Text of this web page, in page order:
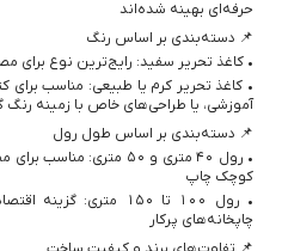
حرفه‌ای بهینه شده‌اند
📌 دسته‌بندی بر اساس رنگ
• کاغذ تحریر سفید: رایج‌ترین نوع برای
• کاغذ تحریر کرم یا طبیعی: مناسب برای
آموزشی، یا طراحی‌های خاص با زمینه رنگ
📌 دسته‌بندی بر اساس طول رول
• رول 40 متری و 50
کوچک چاپ
• رول 100 تا 150 متری:
چاپخانه‌های پرکار